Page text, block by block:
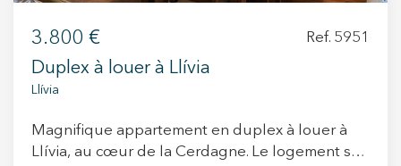
3.800 € Ref. 5951
Duplex à louer à Llívia
Llívia
Magnifique appartement en duplex à louer à
Llívia, au cœur de la Cerdagne. Le logement se